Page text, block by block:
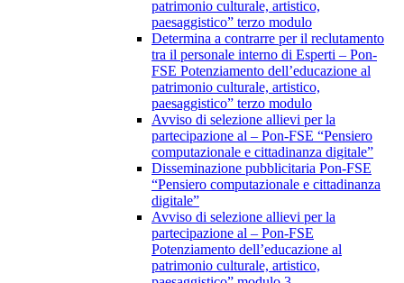
patrimonio culturale, artistico,
paesaggistico” terzo modulo
Determina a contrarre per il reclutamento
tra il personale interno di Esperti – Pon-
FSE Potenziamento dell’educazione al
patrimonio culturale, artistico,
paesaggistico” terzo modulo
Avviso di selezione allievi per la
partecipazione al – Pon-FSE “Pensiero
computazionale e cittadinanza digitale”
Disseminazione pubblicitaria Pon-FSE
“Pensiero computazionale e cittadinanza
digitale”
Avviso di selezione allievi per la
partecipazione al – Pon-FSE
Potenziamento dell’educazione al
patrimonio culturale, artistico,